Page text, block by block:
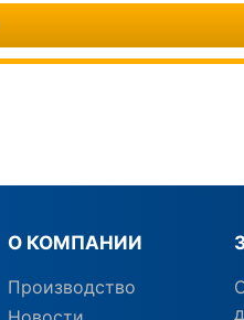
О КОМПАНИИ
Производство